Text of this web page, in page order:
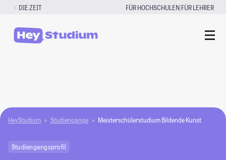
Zum
springen
DIE ZEIT FÜR HOCHSCHULEN|FÜR LEHRER
HeyStudium Studiengänge Meisterschülerstudium Bildende Kunst
Studiengangsprofil